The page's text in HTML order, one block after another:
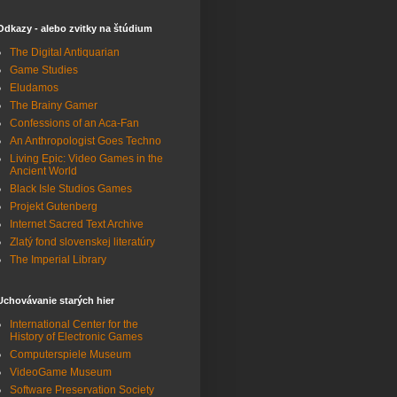
- alebo zvitky na štúdium
The Digital Antiquarian
Game Studies
Eludamos
The Brainy Gamer
Confessions of an Aca-Fan
An Anthropologist Goes Techno
Living Epic: Video Games in the
Ancient World
Black Isle Studios Games
Projekt Gutenberg
Internet Sacred Text Archive
Zlatý fond slovenskej literatúry
The Imperial Library
starých hier
International Center for the
History of Electronic Games
Computerspiele Museum
VideoGame Museum
Software Preservation Society